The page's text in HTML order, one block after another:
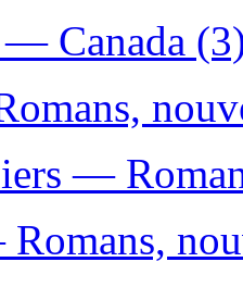
Canada
—